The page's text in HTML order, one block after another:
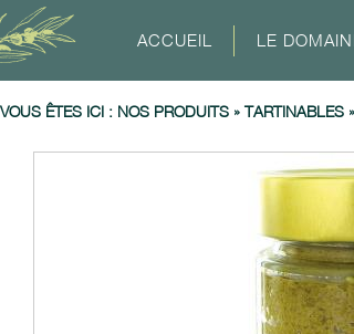
ACCUEIL LE
VOUS ÊTES ICI : NOS PRODUITS » TARTINABLES »